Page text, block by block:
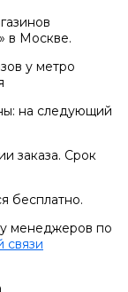
в Москве.
у метро
на следующий
заказа. Срок
бесплатно.
менеджеров по
связи